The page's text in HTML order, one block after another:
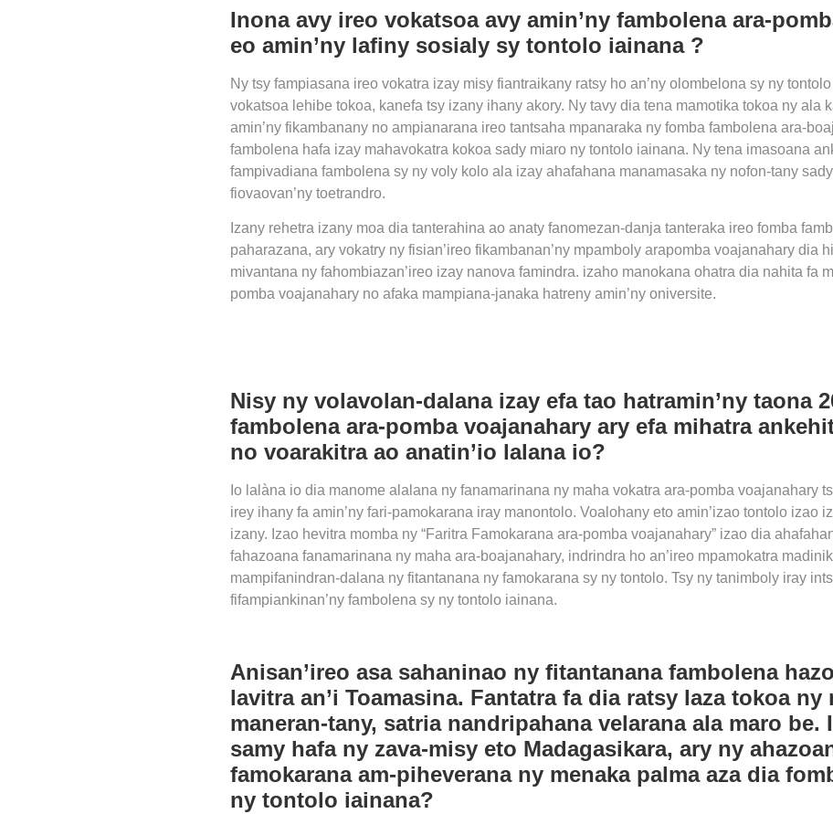
Inona avy ireo vokatsoa avy amin’ny fambolena ara-
eo amin’ny lafiny sosialy sy tontolo iainana ?
Ny tsy fampiasana ireo vokatra izay misy fiantraikany ratsy ho an’ny olombelona sy ny
vokatsoa lehibe tokoa, kanefa tsy izany ihany akory. Ny tavy dia tena mamotika tokoa ny ala
amin’ny fikambanany no ampianarana ireo tantsaha mpanaraka ny fomba fambolena ara-
fambolena hafa izay mahavokatra kokoa sady miaro ny tontolo iainana. Ny tena imasoana
fampivadiana fambolena sy ny voly kolo ala izay ahafahana manamasaka ny nofon-tany
fiovaovan’ny toetrandro.
Izany rehetra izany moa dia tanterahina ao anaty fanomezan-danja tanteraka ireo fomba
paharazana, ary vokatry ny fisian’ireo fikambanan’ny mpamboly arapomba voajanahary dia
mivantana ny fahombiazan’ireo izay nanova famindra. izaho manokana ohatra dia nahita fa
pomba voajanahary no afaka mampiana-janaka hatreny amin’ny oniversite.
Nisy ny volavolan-dalana izay efa tao hatramin’ny taona
fambolena ara-pomba voajanahary ary efa mihatra
no voarakitra ao anatin’io lalana io?
Io lalàna io dia manome alalana ny fanamarinana ny maha vokatra ara-pomba voajanahary
irey ihany fa amin’ny fari-pamokarana iray manontolo. Voalohany eto amin’izao tontolo izao
izany. Izao hevitra momba ny “Faritra Famokarana ara-pomba voajanahary” izao dia
fahazoana fanamarinana ny maha ara-boajanahary, indrindra ho an’ireo mpamokatra
mampifanindran-dalana ny fitantanana ny famokarana sy ny tontolo. Tsy ny tanimboly iray
fifampiankinan’ny fambolena sy ny tontolo iainana.
Anisan’ireo asa sahaninao ny fitantanana fambolena
lavitra an’i Toamasina. Fantatra fa dia ratsy laza tokoa ny
maneran-tany, satria nandripahana velarana ala maro be.
samy hafa ny zava-misy eto Madagasikara, ary ny
famokarana am-piheverana ny menaka palma aza dia
ny tontolo iainana?